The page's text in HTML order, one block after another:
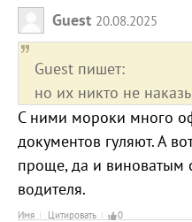
Guest 20.08.2025
Guest пишет:
но их никто не
С ними мороки много
документов гуляют. А
проще, да и виноватым
водителя.
Имя Цитировать 0